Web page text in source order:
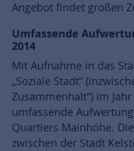
Angebot findet großen
Umfassende
2014
Mit Aufnahme in das
„Soziale Stadt“
Zusammenhalt“) im
umfassende
Quartiers Mainhöhe.
zwischen der Stadt